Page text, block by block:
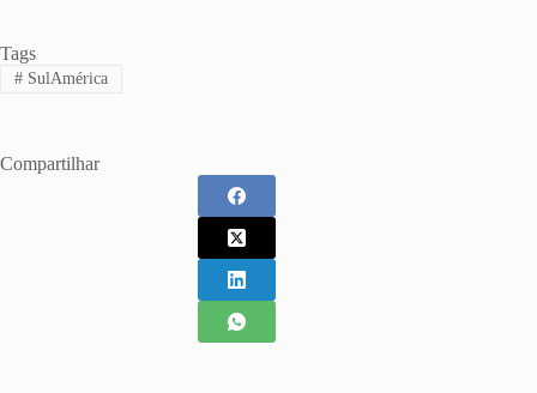
Tags
#SulAmérica
Compartilhar